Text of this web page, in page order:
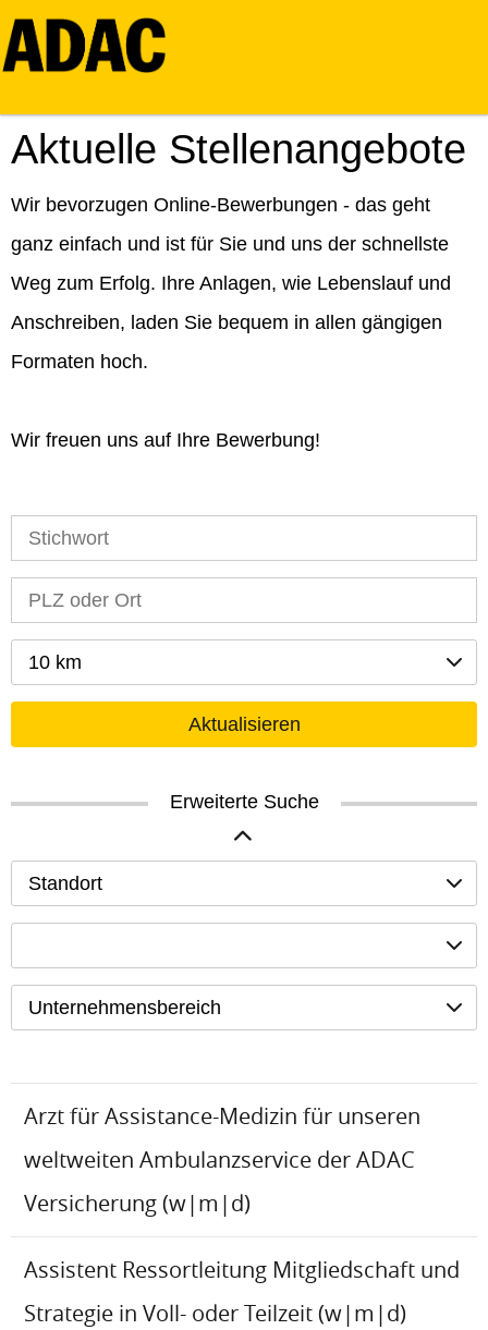
Aktuelle Stellenangebote
Wir bevorzugen Online-Bewerbungen - das geht
ganz einfach und ist für Sie und uns der schnellste
Weg zum Erfolg. Ihre Anlagen, wie Lebenslauf und
Anschreiben, laden Sie bequem in allen gängigen
Formaten hoch.
Wir freuen uns auf Ihre Bewerbung!
10 km
Aktualisieren
Erweiterte Suche
Standort
Unternehmensbereich
Arzt für Assistance-Medizin für unseren
weltweiten Ambulanzservice der ADAC
Versicherung (w|m|d)
Assistent Ressortleitung Mitgliedschaft und
Strategie in Voll- oder Teilzeit (w|m|d)